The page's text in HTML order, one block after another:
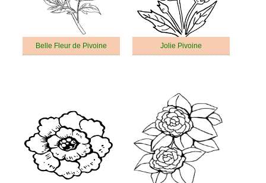
Belle Fleur de Pivoine Jolie Pivoine